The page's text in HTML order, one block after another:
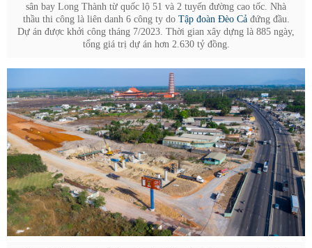
sân bay Long Thành từ quốc lộ 51 và 2 tuyến đường cao tốc. Nhà
thầu thi công là liên danh 6 công ty do Tập đoàn Đèo Cả đứng đầu.
Dự án được khởi công tháng 7/2023. Thời gian xây dựng là 885 ngày,
tổng giá trị dự án hơn 2.630 tỷ đồng.